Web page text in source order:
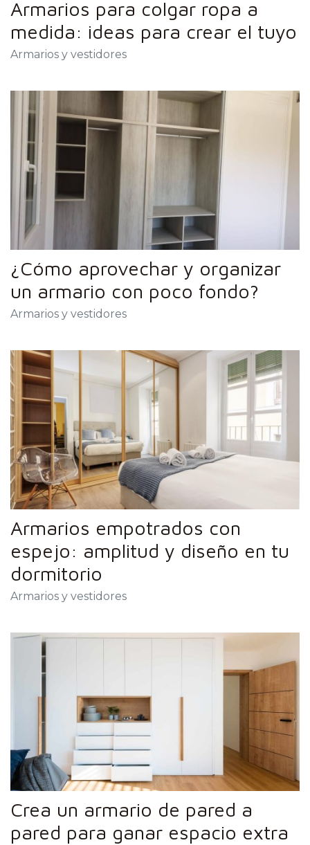
Armarios para colgar ropa a
medida: ideas para crear el tuyo
Armarios y vestidores
¿Cómo aprovechar y organizar
un armario con poco fondo?
Armarios y vestidores
Armarios empotrados con
espejo: amplitud y diseño en tu
dormitorio
Armarios y vestidores
Crea un armario de pared a
pared para ganar espacio extra